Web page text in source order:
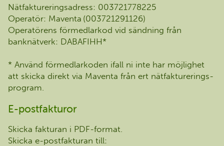
Nätfaktureringsadress: 003721778225
Operatör: Maventa (003721291126)
Operatörens förmedlarkod vid sändning från
banknätverk: DABAFIHH*
* Använd förmedlarkoden ifall ni inte har möjlighet
att skicka direkt via Maventa från ert nätfakturerings-
program.
E-postfakturor
Skicka fakturan i PDF-format.
Skicka e-postfakturan till: